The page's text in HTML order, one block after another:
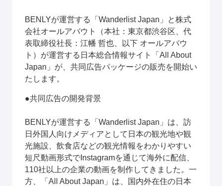
BENLYが運営する「Wanderlist Japan」と株式
会社オールアバウト（本社：東京都渋谷区、代
表取締役社長：江幡 哲也、以下 オールアバウ
ト）が運営する日本総合情報サイト「All About
Japan」が、共同広告パッケージの販売を開始い
たします。
●共同広告の開発背景
BENLYが運営する「Wanderlist Japan」は、訪
日外国人向けメディアとして日本の観光地や観
光施設、飲食店などの観光情報をわかりやすい
短尺動画形式でInstagramを通じて海外に配信、
110社以上の企業の動画を制作してきました。一
方、「All About Japan」は、国内外在住の日本